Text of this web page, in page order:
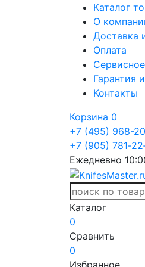
Каталог
О
Доставка
Оплата
Гарантия
Контакты
Корзина 0
+7 (495) 968-
+7 (905)
Ежедневно
Каталог
0
Сравнить
0
Избранное